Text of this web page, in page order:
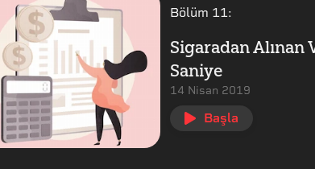
Bölüm 11:
Sigaradan Alınan
Saniye
14 Nisan 2019
Başla